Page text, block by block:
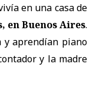
en una casa de
en Buenos Aires.
y aprendían piano
y la madre